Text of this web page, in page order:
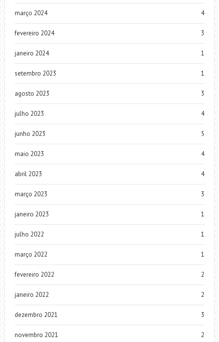
março 2024 4
fevereiro 2024 3
janeiro 2024 1
setembro 2023 1
agosto 2023 3
julho 2023 4
junho 2023 5
maio 2023 4
abril 2023 4
março 2023 3
janeiro 2023 1
julho 2022 1
março 2022 1
fevereiro 2022 2
janeiro 2022 2
dezembro 2021 3
novembro 2021 2